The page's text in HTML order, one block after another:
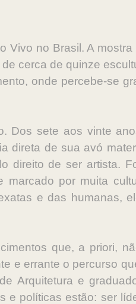
Vivo no Brasil. A mostra
cerca de quinze
onde percebe-se
Dos sete aos vinte
direta de sua avó
direito de ser artista.
marcado por muita
e das humanas,
que, a priori,
e errante o percurso
Arquitetura e
e políticas estão: ser